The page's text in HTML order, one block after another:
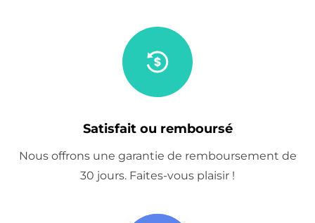
Satisfait ou remboursé
Nous offrons une garantie de remboursement de
30 jours. Faites-vous plaisir !